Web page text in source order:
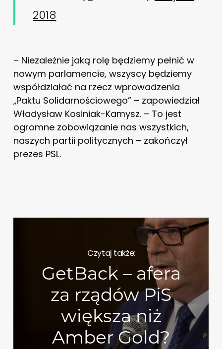
2018
– Niezależnie jaką rolę będziemy pełnić w
nowym parlamencie, wszyscy będziemy
współdziałać na rzecz wprowadzenia
„Paktu Solidarnościowego” – zapowiedział
Władysław Kosiniak-Kamysz. – To jest
ogromne zobowiązanie nas wszystkich,
naszych partii politycznych – zakończył
prezes PSL.
Czytaj także:
GetBack – afera
za rządów PiS
większa niż
Amber Gold?